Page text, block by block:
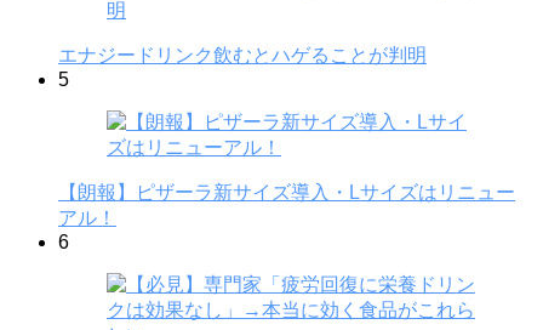
エナジードリンク飲むとハゲることが判明
5
【朗報】ピザーラ新サイズ導入・Lサイズはリニュー
アル！
6